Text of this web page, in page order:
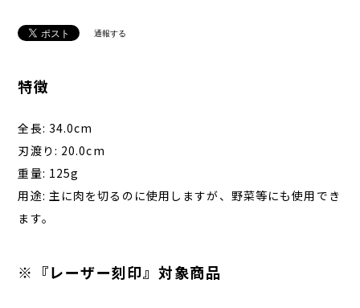
通報する
特徴
全長: 34.0cm
刃渡り: 20.0cm
重量: 125g
用途: 主に肉を切るのに使用しますが、野菜等にも使用でき
ます。
※『レーザー刻印』対象商品